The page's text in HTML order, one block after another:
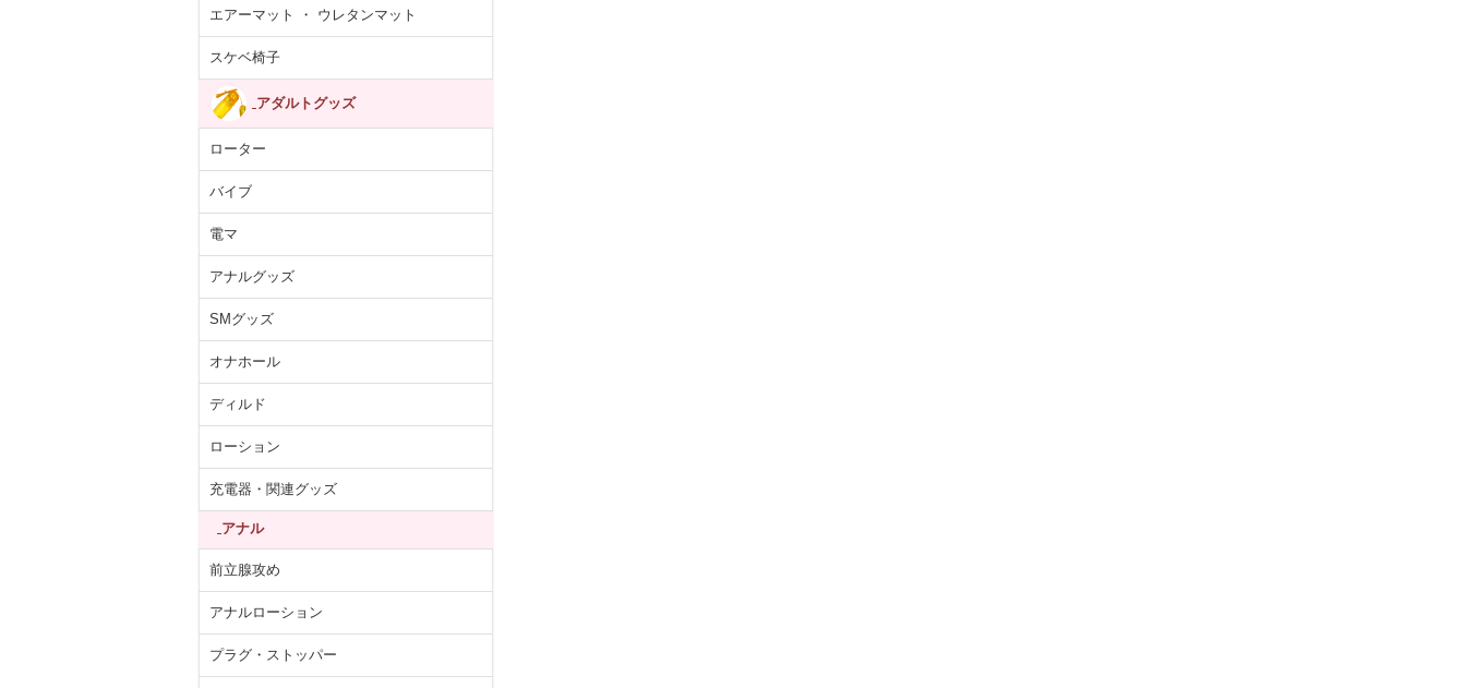
エアーマット ・ ウレタンマット
スケベ椅子
アダルトグッズ
ローター
バイブ
電マ
アナルグッズ
SMグッズ
オナホール
ディルド
ローション
充電器・関連グッズ
アナル
前立腺攻め
アナルローション
プラグ・ストッパー